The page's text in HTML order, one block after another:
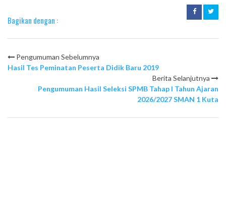
Bagikan dengan :
Pengumuman Sebelumnya
Hasil Tes Peminatan Peserta Didik Baru 2019
Berita Selanjutnya
Pengumuman Hasil Seleksi SPMB Tahap I Tahun Ajaran
2026/2027 SMAN 1 Kuta